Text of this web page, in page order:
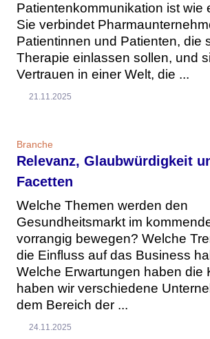
Patientenkommunikation ist wie
Sie verbindet
Patientinnen und Patienten, die
Therapie einlassen sollen, und
Vertrauen in einer Welt, die ...
21.11.2025
Branche
Relevanz, Glaubwürdigkeit
Facetten
Welche Themen werden den
Gesundheitsmarkt im
vorrangig bewegen? Welche
die Einfluss auf das Business
Welche Erwartungen haben die
haben wir verschiedene
dem Bereich der ...
24.11.2025